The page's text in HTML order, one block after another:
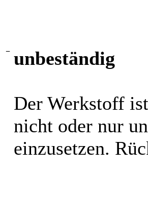
− unbeständig
Der Werkstoff
nicht oder nur
einzusetzen.